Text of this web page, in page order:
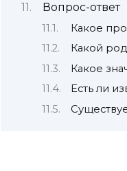
Вопрос-ответ
Какое
Какой
Какое
Есть ли